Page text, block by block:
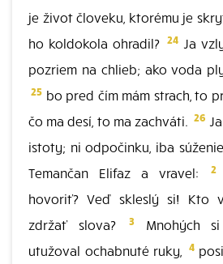
je život človeku, ktorému je
ho koldokola ohradil? 24 Ja
pozriem na chlieb; ako voda
25 bo pred čím mám strach, to
čo ma desí, to ma zachváti. 26
istoty; ni odpočinku, iba
Temančan Elifaz a vravel:
2
hovoriť? Veď skleslý si! Kto
zdržať slova?
3 Mnohých
utužoval ochabnuté ruky,
4